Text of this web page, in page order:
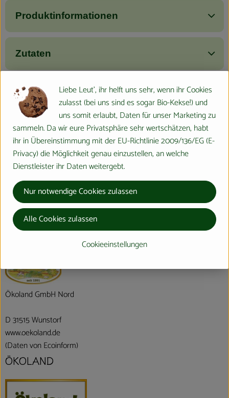
Produktinformationen
Zutaten
Nährwert-Info
Produktdatenblatt
Herkunft
Hersteller: ÖKOLAND
Deutschland
Ökoland GmbH Nord
D 31515 Wunstorf
www.oekoland.de
(Daten von Ecoinform)
ÖKOLAND
Liebe Leut', ihr helft uns sehr, wenn ihr Cookies
zulasst (bei uns sind es sogar Bio-Kekse!) und
uns somit erlaubt, Daten für unser Marketing zu
sammeln. Da wir eure Privatsphäre sehr wertschätzen, habt
ihr in Übereinstimmung mit der EU-Richtlinie 2009/136/EG (E-
Privacy) die Möglichkeit genau einzustellen, an welche
Dienstleister ihr Daten weitergebt.
Cookieeinstellungen
Nur notwendige Cookies zulassen
Alle Cookies zulassen